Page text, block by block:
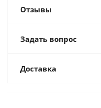
Отзывы
Задать вопрос
Доставка